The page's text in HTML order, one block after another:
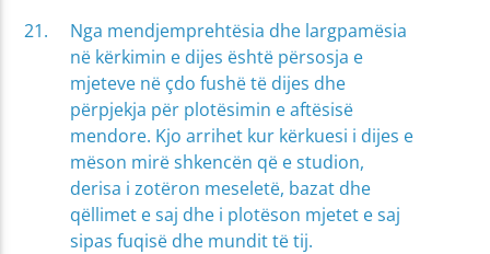
Nga mendjemprehtësia dhe largpamësia
në kërkimin e dijes është përsosja e
mjeteve në çdo fushë të dijes dhe
përpjekja për plotësimin e aftësisë
mendore. Kjo arrihet kur kërkuesi i dijes e
mëson mirë shkencën që e studion,
derisa i zotëron meseletë, bazat dhe
qëllimet e saj dhe i plotëson mjetet e saj
sipas fuqisë dhe mundit të tij.